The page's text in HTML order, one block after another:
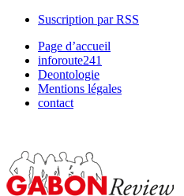
Suscription par RSS
Page d’accueil
inforoute241
Deontologie
Mentions légales
contact